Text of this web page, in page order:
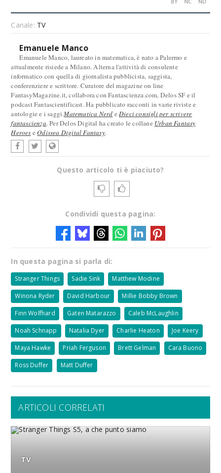
Canale: TV
Emanuele Manco
Emanuele Manco, laureato in matematica, è nato a Palermo e
attualmente risiede a Milano. Alterna l'attività di consulente
informatico con quella di giornalista pubblicista, saggista,
conferenziere e scrittore. Curatore del magazine on line
FantasyMagazine.it, collabora con Fantascienza.com, Delos SF e il
podcast Fantascientificast. Ha pubblicato racconti in varie riviste e
antologie e i saggiMatematica Nerd eDieci consigli per scrivere
fantascienza. Per Delos Digital ha creato le collane Urban Fantasy
Heroes eOdissea Digital Fantasy.
Questo articolo ti è piaciuto?
Condividi questa pagina:
In questa pagina si parla di:
Stranger Things Sadie Sink Matthew Modine
Winona Ryder David Harbour Millie Bobby Brown
Finn Wolfhard Gaten Matarazzo Caleb McLaughlin
Noah Schnapp Natalia Dyer Charlie Heaton Joe Keery
Maya Hawke Priah Ferguson Brett Gelman Cara Buono
Ross Duffer Matt Duffer
ARTICOLI CORRELATI
TV